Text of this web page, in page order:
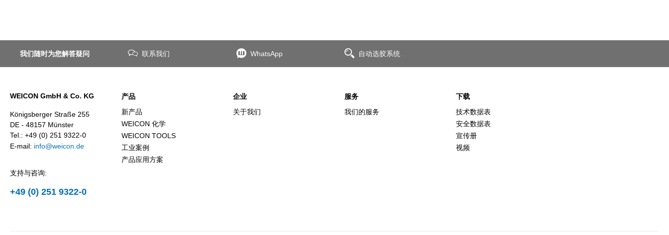
我们随时为您解答疑问 联系我们 WhatsApp 自动选胶系统
WEICON GmbH & Co. KG
Königsberger Straße 255
DE - 48157 Münster
Tel.: +49 (0) 251 9322-0
E-mail: info@weicon.de
支持与咨询:
+49 (0) 251 9322-0
产品
新产品
WEICON 化学
WEICON TOOLS
工业案例
产品应用方案
企业
关于我们
服务
我们的服务
下载
技术数据表
安全数据表
宣传册
视频